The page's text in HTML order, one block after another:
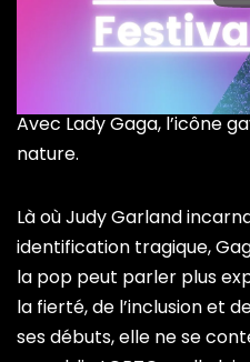
Avec Lady Gaga, l’icône
nature.
Là où Judy Garland
identification tragique,
la pop peut parler plus
la fierté, de l’inclusion et
ses débuts, elle ne se